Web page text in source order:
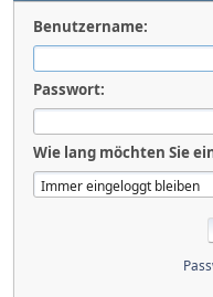
Benutzername:
Passwort:
Wie lang möchten Sie